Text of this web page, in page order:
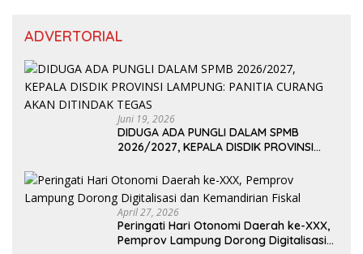
ADVERTORIAL
Juni 19, 2026
DIDUGA ADA PUNGLI DALAM SPMB
2026/2027, KEPALA DISDIK PROVINSI
DITINDAK TEGAS
April 27, 2026
Peringati Hari Otonomi Daerah ke-XXX,
Pemprov Lampung Dorong Digitalisasi